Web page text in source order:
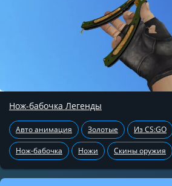
Нож-бабочка Легенды
Авто анимация Золотые Из CS:GO
Нож-бабочка Ножи Скины оружия